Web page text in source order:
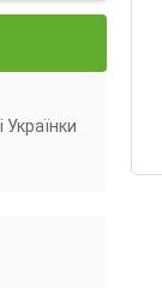
Українки